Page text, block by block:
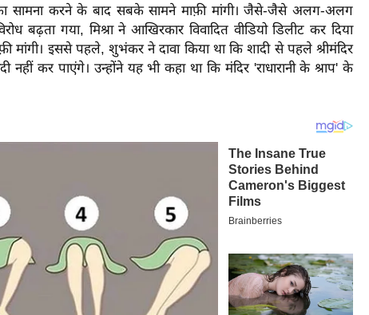
का सामना करने के बाद सबके सामने माफ़ी मांगी। जैसे-जैसे अलग-अलग
बढ़ता गया, मिश्रा ने आखिरकार विवादित वीडियो डिलीट कर दिया
इससे पहले, शुभंकर ने दावा किया था कि शादी से पहले श्रीमंदिर
कर पाएंगे। उन्होंने यह भी कहा था कि मंदिर 'राधारानी के श्राप' के